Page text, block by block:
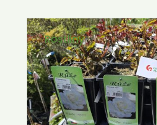
Rostliny